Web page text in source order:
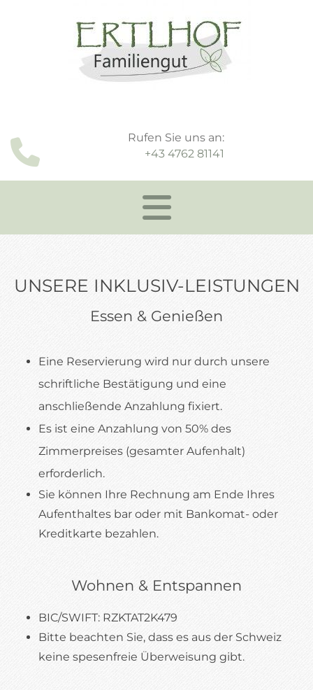

Rufen Sie uns an:
+43 4762 81141
UNSERE INKLUSIV-LEISTUNGEN
Essen & Genießen
Eine Reservierung wird nur durch unsere
schriftliche Bestätigung und eine
anschließende Anzahlung fixiert.
Es ist eine Anzahlung von 50% des
Zimmerpreises (gesamter Aufenhalt)
erforderlich.
Sie können Ihre Rechnung am Ende Ihres
Aufenthaltes bar oder mit Bankomat- oder
Kreditkarte bezahlen.
Wohnen & Entspannen
BIC/SWIFT: RZKTAT2K479
Bitte beachten Sie, dass es aus der Schweiz
keine spesenfreie Überweisung gibt.